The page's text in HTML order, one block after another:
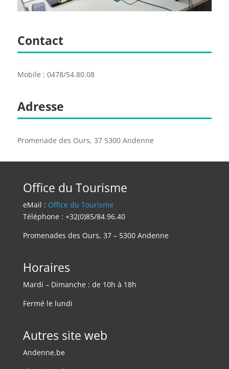
Contact
Mobile : 0478/54.80.08
Adresse
Promenade des Ours, 37 5300 Andenne
Office du Tourisme
eMail : Office du Tourisme
Téléphone : +32(0)85/84.96.40
Promenades des Ours, 37 – 5300 Andenne
Horaires
Mardi – Dimanche : de 10h à 18h
Fermé le lundi
Autres site web
Andenne.be